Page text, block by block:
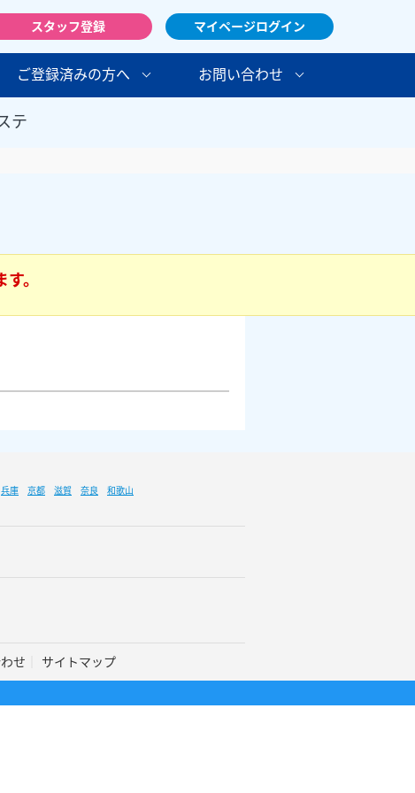
スタッフ登録 マイページログイン
ご登録済みの方へ お問い合わせ
テ
。
兵庫 京都 滋賀 奈良
和歌山
せ サイトマップ